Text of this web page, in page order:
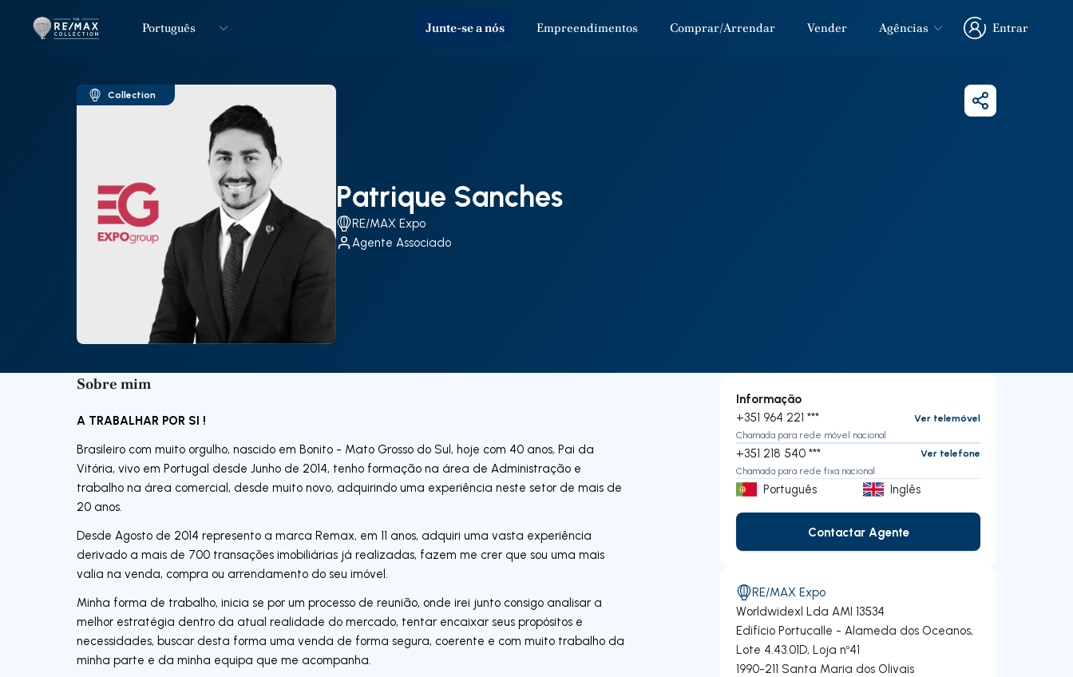
LogoIr para página inicial
Português Junte-se a nós Empreendimentos Comprar/Arrendar Vender Agências
Entrar
Entrar
Collection
Patrique Sanches
RE/MAX Expo
Agente Associado
Partilhar
Sobre mim
A TRABALHAR POR SI !
Brasileiro com muito orgulho, nascido em Bonito - Mato Grosso do Sul, hoje com 40 anos, Pai da
Vitória, vivo em Portugal desde Junho de 2014, tenho formação na área de Administração e
trabalho na área comercial, desde muito novo, adquirindo uma experiência neste setor de mais de
20 anos.
Desde Agosto de 2014 represento a marca Remax, em 11 anos, adquiri uma vasta experiência
derivado a mais de 700 transações imobiliárias já realizadas, fazem me crer que sou uma mais
valia na venda, compra ou arrendamento do seu imóvel.
Minha forma de trabalho, inicia se por um processo de reunião, onde irei junto consigo analisar a
melhor estratégia dentro da atual realidade do mercado, tentar encaixar seus propósitos e
necessidades, buscar desta forma uma venda de forma segura, coerente e com muito trabalho da
minha parte e da minha equipa que me acompanha.
Informação
+351 964 221 ***
Ver telemóvel
Chamada para rede móvel nacional
+351 218 540 ***
Ver telefone
Chamada para rede fixa nacional
Português Inglês
Contactar Agente
Contactar Agente
RE/MAX Expo
Worldwidexl Lda AMI 13534
Edifício Portucalle - Alameda dos Oceanos,
Lote 4.43.01D, Loja nº41
1990-211 Santa Maria dos Olivais